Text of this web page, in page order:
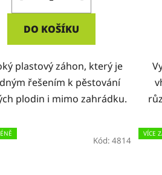
DO KOŠÍKU
plastový záhon, který je
řešením k pěstování
plodin i mimo zahrádku.
Kód: 4814
VÍCE